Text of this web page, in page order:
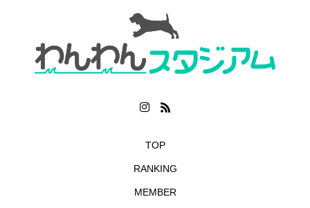
TOP
RANKING
MEMBER